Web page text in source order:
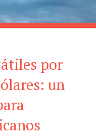
por
un